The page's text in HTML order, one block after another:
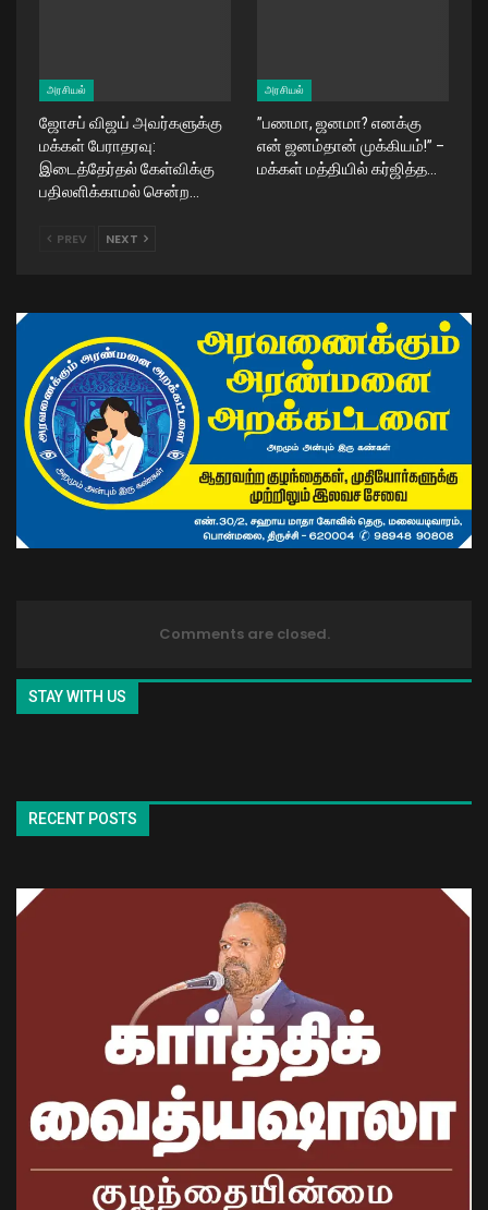
அரசியல்
ஜோசப் விஜய் அவர்களுக்கு
மக்கள் பேராதரவு:
இடைத்தேர்தல் கேள்விக்கு
பதிலளிக்காமல் சென்ற…
அரசியல்
​”பணமா, ஜனமா? எனக்கு
என் ஜனம்தான் முக்கியம்!” –
மக்கள் மத்தியில் கர்ஜித்த…
PREV NEXT
Comments are closed.
STAY WITH US
RECENT POSTS